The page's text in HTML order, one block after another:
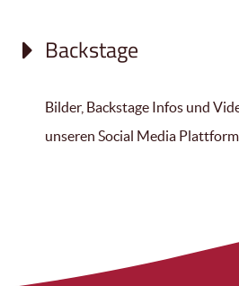
Backstage
Bilder, Backstage Infos und
unseren Social Media